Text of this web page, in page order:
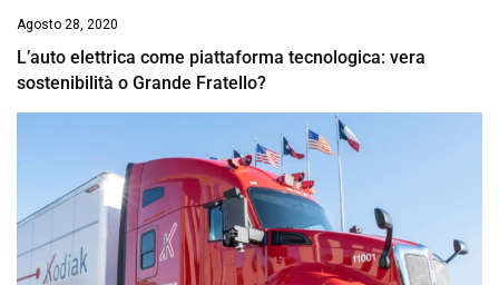
Agosto 28, 2020
L’auto elettrica come piattaforma tecnologica: vera
sostenibilità o Grande Fratello?